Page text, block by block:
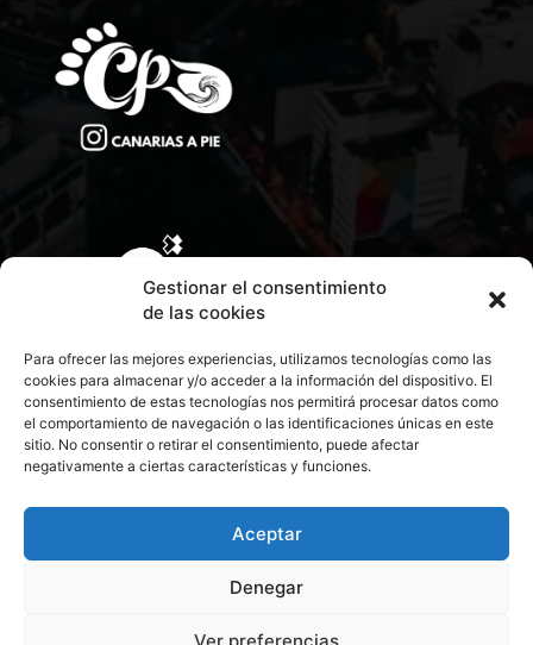
Gestionar el consentimiento
de las cookies
Para ofrecer las mejores experiencias, utilizamos tecnologías como las
cookies para almacenar y/o acceder a la información del dispositivo. El
consentimiento de estas tecnologías nos permitirá procesar datos como
el comportamiento de navegación o las identificaciones únicas en este
sitio. No consentir o retirar el consentimiento, puede afectar
negativamente a ciertas características y funciones.
Aceptar
Denegar
Ver preferencias
CONTACTA CON NOSOTROS